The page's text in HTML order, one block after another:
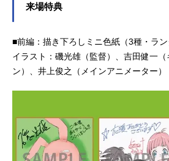
来場特典
■前編：描き下ろしミニ色紙（3種・ラン
イラスト：磯光雄（監督）、吉田健一
ン）、井上俊之（メインアニメーター）